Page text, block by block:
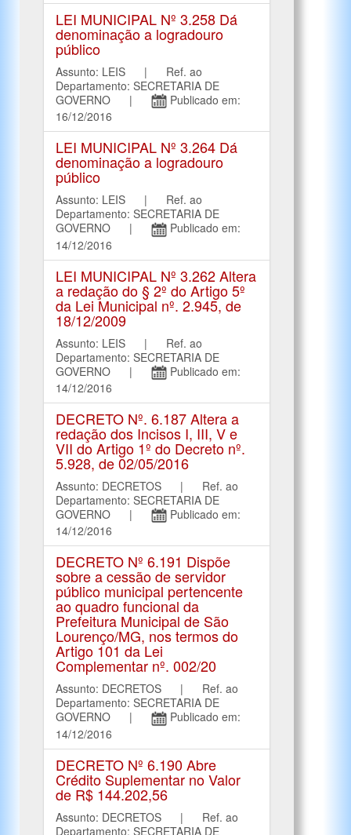
LEI MUNICIPAL Nº 3.258 Dá
denominação a logradouro
público
Assunto: LEIS | Ref. ao
Departamento: SECRETARIA DE
GOVERNO |
Publicado em:
16/12/2016
LEI MUNICIPAL Nº 3.264 Dá
denominação a logradouro
público
Assunto: LEIS | Ref. ao
Departamento: SECRETARIA DE
GOVERNO |
Publicado em:
14/12/2016
LEI MUNICIPAL Nº 3.262 Altera
a redação do § 2º do Artigo 5º
da Lei Municipal nº. 2.945, de
18/12/2009
Assunto: LEIS | Ref. ao
Departamento: SECRETARIA DE
GOVERNO |
Publicado em:
14/12/2016
DECRETO Nº. 6.187 Altera a
redação dos Incisos I, III, V e
VII do Artigo 1º do Decreto nº.
5.928, de 02/05/2016
Assunto: DECRETOS | Ref. ao
Departamento: SECRETARIA DE
GOVERNO |
Publicado em:
14/12/2016
DECRETO Nº 6.191 Dispõe
sobre a cessão de servidor
público municipal pertencente
ao quadro funcional da
Prefeitura Municipal de São
Lourenço/MG, nos termos do
Artigo 101 da Lei
Complementar nº. 002/20
Assunto: DECRETOS | Ref. ao
Departamento: SECRETARIA DE
GOVERNO |
Publicado em:
14/12/2016
DECRETO Nº 6.190 Abre
Crédito Suplementar no Valor
de R$ 144.202,56
Assunto: DECRETOS | Ref. ao
Departamento: SECRETARIA DE